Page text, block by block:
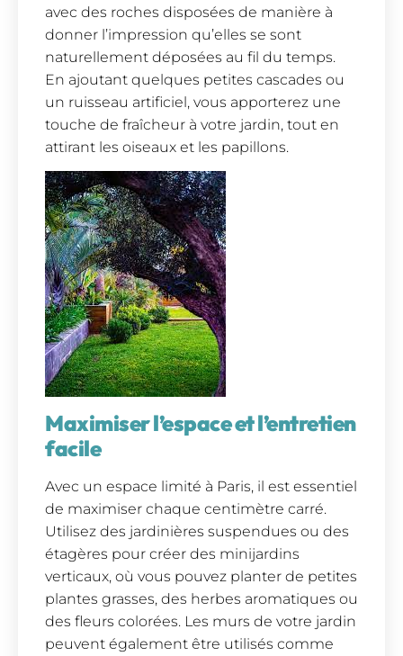
avec des roches disposées de manière à
donner l’impression qu’elles se sont
naturellement déposées au fil du temps.
En ajoutant quelques petites cascades ou
un ruisseau artificiel, vous apporterez une
touche de fraîcheur à votre jardin, tout en
attirant les oiseaux et les papillons.
Maximiser l’espace et l’entretien
facile
Avec un espace limité à Paris, il est essentiel
de maximiser chaque centimètre carré.
Utilisez des jardinières suspendues ou des
étagères pour créer des minijardins
verticaux, où vous pouvez planter de petites
plantes grasses, des herbes aromatiques ou
des fleurs colorées. Les murs de votre jardin
peuvent également être utilisés comme